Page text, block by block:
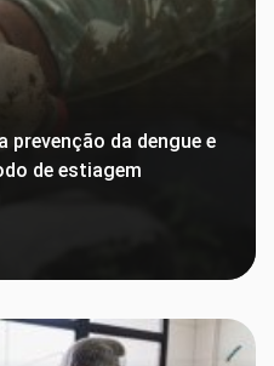
prevenção da dengue e
de estiagem